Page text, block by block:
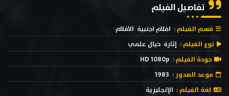
تفاصيل الفيلم
قسم الفيلم : افلام اجنبية الافلام
نوع الفيلم : إثارة خيال علمي
جودة الفيلم : HD 1080p
موعد الصدور : 1983
لغة الفيلم : الإنجليزية